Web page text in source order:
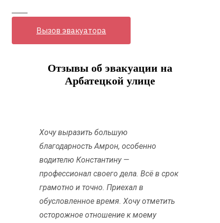
——
Вызов эвакуатора
Отзывы об эвакуации на
Арбатецкой улице
Хочу выразить большую
благодарность Амрон, особенно
водителю Константину —
профессионал своего дела. Всё в срок
грамотно и точно. Приехал в
обусловленное время. Хочу отметить
осторожное отношение к моему